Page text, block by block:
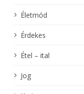
Életmód
Érdekes
Étel – ital
Jog